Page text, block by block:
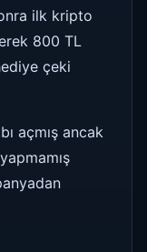
ilk kripto
800 TL
çeki
açmış ancak